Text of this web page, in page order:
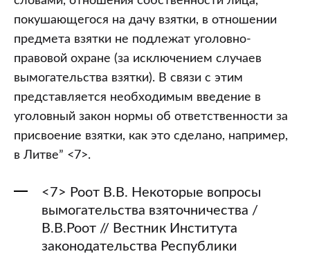
покушающегося на дачу взятки, в отношении
предмета взятки не подлежат уголовно-
правовой охране (за исключением случаев
вымогательства взятки). В связи с этим
представляется необходимым введение в
уголовный закон нормы об ответственности за
присвоение взятки, как это сделано, например,
в Литве” <7>.
<7> Роот В.В. Некоторые вопросы
вымогательства взяточничества /
В.В.Роот // Вестник Института
законодательства Республики